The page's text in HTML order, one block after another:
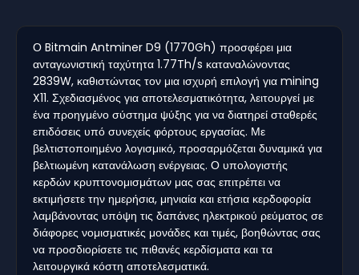
Ο Bitmain Antminer D9 (1770Gh) προσφέρει μια
ανταγωνιστική ταχύτητα 1.77Th/s καταναλώνοντας
2839W, καθιστώντας τον μια ισχυρή επιλογή για mining
X11. Σχεδιασμένος για αποτελεσματικότητα, λειτουργεί με
ένα προηγμένο σύστημα ψύξης για να διατηρεί σταθερές
επιδόσεις υπό συνεχείς φόρτους εργασίας. Με
βελτιστοποιημένο λογισμικό, προσαρμόζεται δυναμικά για
βελτιωμένη κατανάλωση ενέργειας. Ο υπολογιστής
κερδών κρυπτονομισμάτων μας σας επιτρέπει να
εκτιμήσετε την ημερήσια, μηνιαία και ετήσια κερδοφορία
λαμβάνοντας υπόψη τις δαπάνες ηλεκτρικού ρεύματος σε
διάφορες νομισματικές μονάδες και τιμές, βοηθώντας σας
να προσδιορίσετε τις πιθανές κερδίσματα και τα
λειτουργικά κόστη αποτελεσματικά.